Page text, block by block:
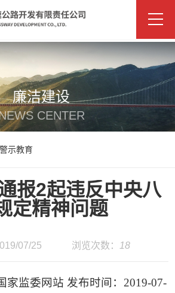
廉洁建设
CENTER
警示教育
报2起违反中央八
定精神问题
07/25 浏览次数： 18
家监委网站 发布时间： 2019-07-